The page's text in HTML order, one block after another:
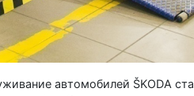
автомобилей ŠKODA